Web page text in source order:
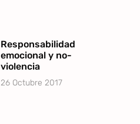
Responsabilidad
emocional y no-
violencia
26 Octubre 2017